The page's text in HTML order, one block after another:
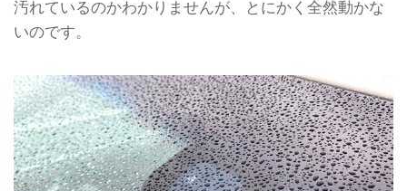
汚れているのかわかりませんが、とにかく全然動かな
いのです。